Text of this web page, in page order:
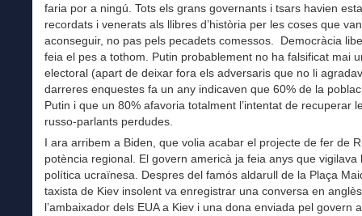
faria por a ningú. Tots els grans governants i tsars havien
recordats i venerats als llibres d’història per les coses que van
aconseguir, no pas pels pecadets comessos. Democràcia
feia el pes a tothom. Putin probablement no ha falsificat mai
electoral (apart de deixar fora els adversaris que no li
darreres enquestes fa un any indicaven que 60% de la
Putin i que un 80% afavoria totalment l’intentat de recuperar
russo-parlants perdudes.
I ara arribem a Biden, que volia acabar el projecte de fer de
potència regional. El govern americà ja feia anys que vigilava
política ucraïnesa. Despres del famós aldarull de la Plaça
taxista de Kiev insolent va enregistrar una conversa en
l’ambaixador dels EUA a Kiev i una dona enviada pel govern